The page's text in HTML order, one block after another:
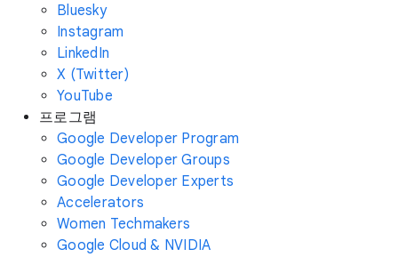
Bluesky
Instagram
LinkedIn
X (Twitter)
YouTube
프로그램
Google Developer Program
Google Developer Groups
Google Developer Experts
Accelerators
Women Techmakers
Google Cloud & NVIDIA